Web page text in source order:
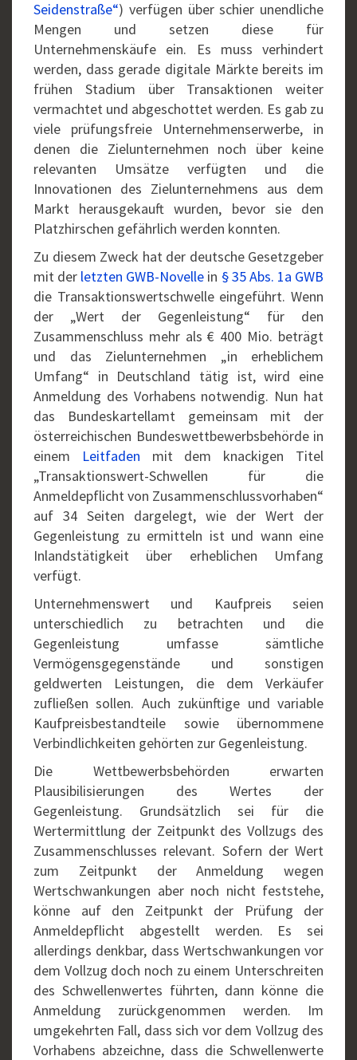
Seidenstraße“) verfügen über schier unendliche
Mengen und setzen diese für
Unternehmenskäufe ein. Es muss verhindert
werden, dass gerade digitale Märkte bereits im
frühen Stadium über Transaktionen weiter
vermachtet und abgeschottet werden. Es gab zu
viele prüfungsfreie Unternehmenserwerbe, in
denen die Zielunternehmen noch über keine
relevanten Umsätze verfügten und die
Innovationen des Zielunternehmens aus dem
Markt herausgekauft wurden, bevor sie den
Platzhirschen gefährlich werden konnten.
Zu diesem Zweck hat der deutsche Gesetzgeber
mit der letzten GWB-Novelle in § 35 Abs. 1a GWB
die Transaktionswertschwelle eingeführt. Wenn
der „Wert der Gegenleistung“ für den
Zusammenschluss mehr als € 400 Mio. beträgt
und das Zielunternehmen „in erheblichem
Umfang“ in Deutschland tätig ist, wird eine
Anmeldung des Vorhabens notwendig. Nun hat
das Bundeskartellamt gemeinsam mit der
österreichischen Bundeswettbewerbsbehörde in
einem Leitfaden mit dem knackigen Titel
„Transaktionswert-Schwellen für die
Anmeldepflicht von Zusammenschlussvorhaben“
auf 34 Seiten dargelegt, wie der Wert der
Gegenleistung zu ermitteln ist und wann eine
Inlandstätigkeit über erheblichen Umfang
verfügt.
Unternehmenswert und Kaufpreis seien
unterschiedlich zu betrachten und die
Gegenleistung umfasse sämtliche
Vermögensgegenstände und sonstigen
geldwerten Leistungen, die dem Verkäufer
zufließen sollen. Auch zukünftige und variable
Kaufpreisbestandteile sowie übernommene
Verbindlichkeiten gehörten zur Gegenleistung.
Die Wettbewerbsbehörden erwarten
Plausibilisierungen des Wertes der
Gegenleistung. Grundsätzlich sei für die
Wertermittlung der Zeitpunkt des Vollzugs des
Zusammenschlusses relevant. Sofern der Wert
zum Zeitpunkt der Anmeldung wegen
Wertschwankungen aber noch nicht feststehe,
könne auf den Zeitpunkt der Prüfung der
Anmeldepflicht abgestellt werden. Es sei
allerdings denkbar, dass Wertschwankungen vor
dem Vollzug doch noch zu einem Unterschreiten
des Schwellenwertes führten, dann könne die
Anmeldung zurückgenommen werden. Im
umgekehrten Fall, dass sich vor dem Vollzug des
Vorhabens abzeichne, dass die Schwellenwerte